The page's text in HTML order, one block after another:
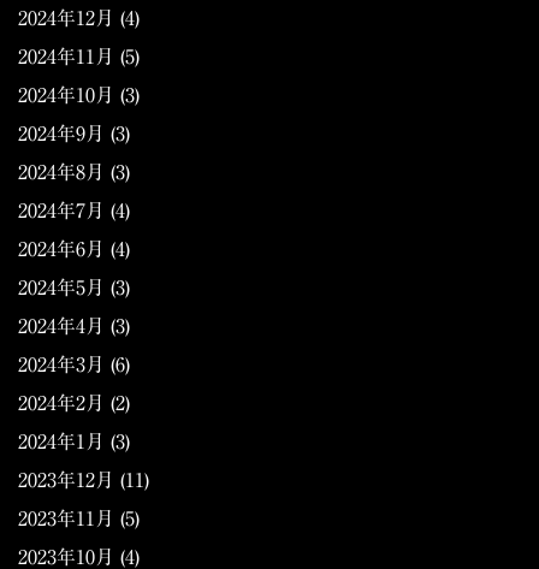
2024年12月 (4)
2024年11月 (5)
2024年10月 (3)
2024年9月 (3)
2024年8月 (3)
2024年7月 (4)
2024年6月 (4)
2024年5月 (3)
2024年4月 (3)
2024年3月 (6)
2024年2月 (2)
2024年1月 (3)
2023年12月 (11)
2023年11月 (5)
2023年10月 (4)